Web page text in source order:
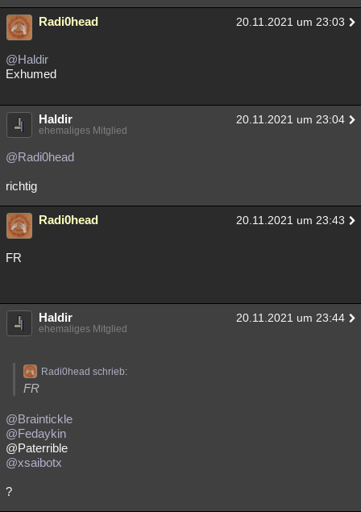
Radi0head 20.11.2021 um 23:03
@Haldir
Exhumed
Haldir 20.11.2021 um 23:04
ehemaliges Mitglied
@Radi0head
richtig
Radi0head 20.11.2021 um 23:43
FR
Haldir 20.11.2021 um 23:44
ehemaliges Mitglied
Radi0head schrieb:
FR
@Braintickle
@Fedaykin
@Paterrible
@xsaibotx
?